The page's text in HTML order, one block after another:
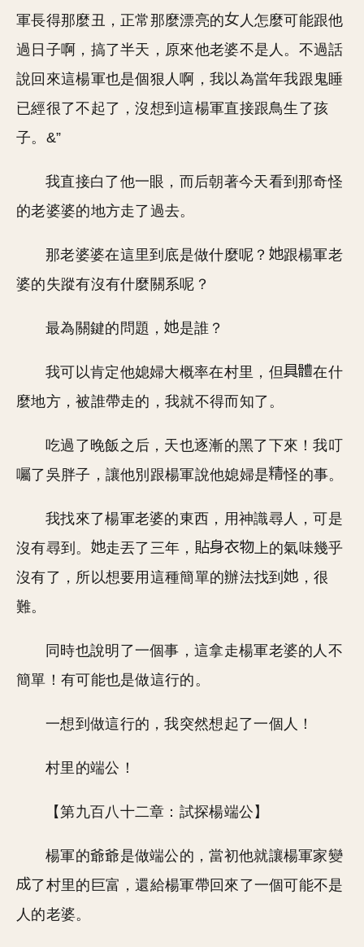
軍長得那麼丑，正常那麼漂亮的
人怎麼可能跟他
過日子啊，搞了半天，原來他老婆不是人。不過話
說回來這楊軍也是個狠人啊，我以為當年我跟鬼睡
已經很了不起了，沒想到這楊軍直接跟鳥生了孩
子。&”
我直接白了他一眼，而后朝著今天看到那奇怪
的老婆婆的地方走了過去。
那老婆婆在這里到底是做什麼呢？
跟楊軍老
婆的失蹤有沒有什麼關系呢？
最為關鍵的問題， 是誰？
我可以肯定他媳婦大概率在村里，但
在什
麼地方，被誰帶走的，我就不得而知了。
吃過了晚飯之后，天也逐漸的黑了下來！我叮
囑了吳胖子，讓他別跟楊軍說他媳婦是
怪的事。
我找來了楊軍老婆的東西，用神識尋人，可是
沒有尋到。
走丟了三年，
上的氣味幾乎
沒有了，所以想要用這種簡單的辦法找到
，很
難。
同時也說明了一個事，這拿走楊軍老婆的人不
簡單！有可能也是做這行的。
一想到做這行的，我突然想起了一個人！
村里的端公！
【第九百八十二章：試探楊端公】
楊軍的爺爺是做端公的，當初他就讓楊軍家變
了村里的巨富，還給楊軍帶回來了一個可能不是
人的老婆。